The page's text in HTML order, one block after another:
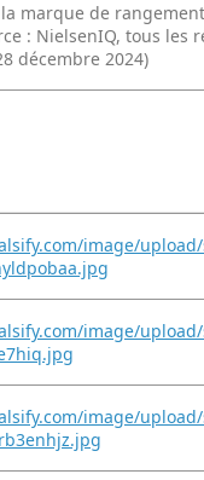
marque de
: NielsenIQ, tous les
décembre 2024)
image/
image/upload/
image/upload/